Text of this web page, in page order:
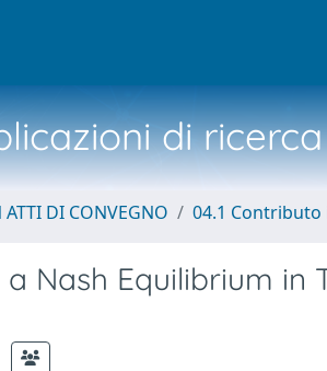
di
DI CONVEGNO 04.1
Nash Equilibrium in